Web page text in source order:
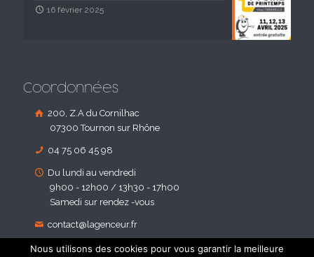
16 février 2025
Coordonnées
200, Z.A du Cornilhac
07300 Tournon sur Rhône
04 75 06 45 98
Du lundi au vendredi
9h00 - 12h00 / 13h30 - 17h00
Samedi sur rendez -vous
contact@lagenceur.fr
Nous utilisons des cookies pour vous garantir la meilleure